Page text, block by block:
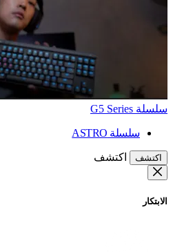
سلسلة G5 Series
سلسلة ASTRO
اكتشف اكتشف
الابتكار